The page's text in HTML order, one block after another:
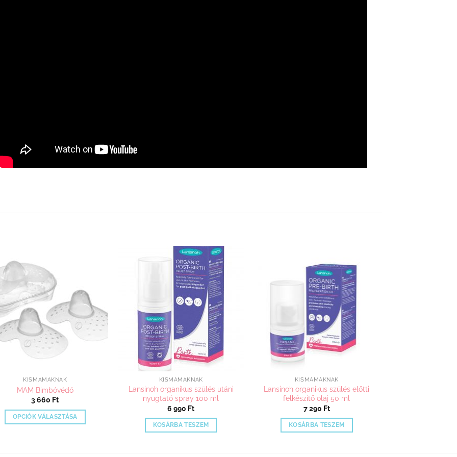
KISMAMÁKNAK
MAM Bimbóvédő
3 660 Ft
OPCIÓK VÁLASZTÁSA
Kedvenceimhez
adom
KISMAMÁKNAK
Lansinoh organikus szülés utáni
nyugtató spray 100 ml
6 990 Ft
KOSÁRBA TESZEM
Kedvenceimhez
adom
KISMAMÁKNAK
Lansinoh organikus szülés előtti
felkészítő olaj 50 ml
7 290 Ft
KOSÁRBA TESZEM